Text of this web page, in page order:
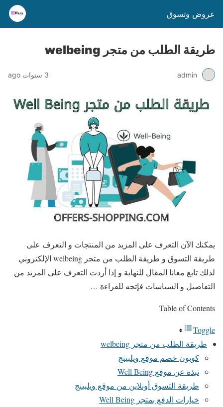
عروض وتسوق
طريقة الطلب من متجر welbeing
admin 3 سنوات ago
يمكنك الآن التعرف على المزيد من المنتجات و التعرف على
طريقة التسوق و طريقة الطلب من متجر welbeing الإلكتروني
لذلك تابع معانا المقال للنهاية و إذا أردت التعرف على المزيد من
التفاصيل و السياسات فإتجه للقراءة …
Table of Contents
Toggle
طريقة الطلب من متجر welbeing
كوبون خصم موقع ويلبينج
نبذة عن موقع Well Being
طريقة التسوق أونلاين من موقع ويلبينج
خيارات الدفع بمتجر Well Being